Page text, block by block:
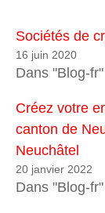
Sociétés de
16 juin 2020
Dans "Blog-fr"
Créez votre
canton de
Neuchâtel
20 janvier 2022
Dans "Blog-fr"